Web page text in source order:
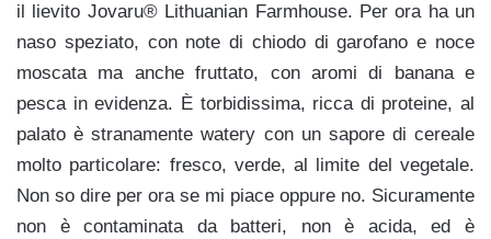
il lievito Jovaru® Lithuanian Farmhouse. Per ora ha un
naso speziato, con note di chiodo di garofano e noce
moscata ma anche fruttato, con aromi di banana e
pesca in evidenza. È torbidissima, ricca di proteine, al
palato è stranamente watery con un sapore di cereale
molto particolare: fresco, verde, al limite del vegetale.
Non so dire per ora se mi piace oppure no. Sicuramente
non è contaminata da batteri, non è acida, ed è